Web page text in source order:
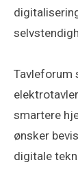
Tavleforum
smartere
ønsker
digitale